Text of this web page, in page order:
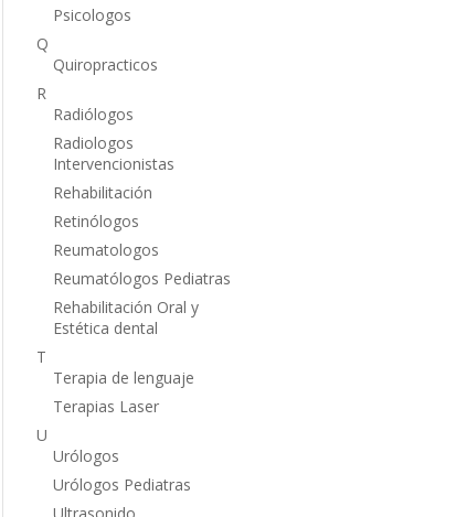
Psicologos
Q
Quiropracticos
R
Radiólogos
Radiologos
Intervencionistas
Rehabilitación
Retinólogos
Reumatologos
Reumatólogos Pediatras
Rehabilitación Oral y
Estética dental
T
Terapia de lenguaje
Terapias Laser
U
Urólogos
Urólogos Pediatras
Ultrasonido